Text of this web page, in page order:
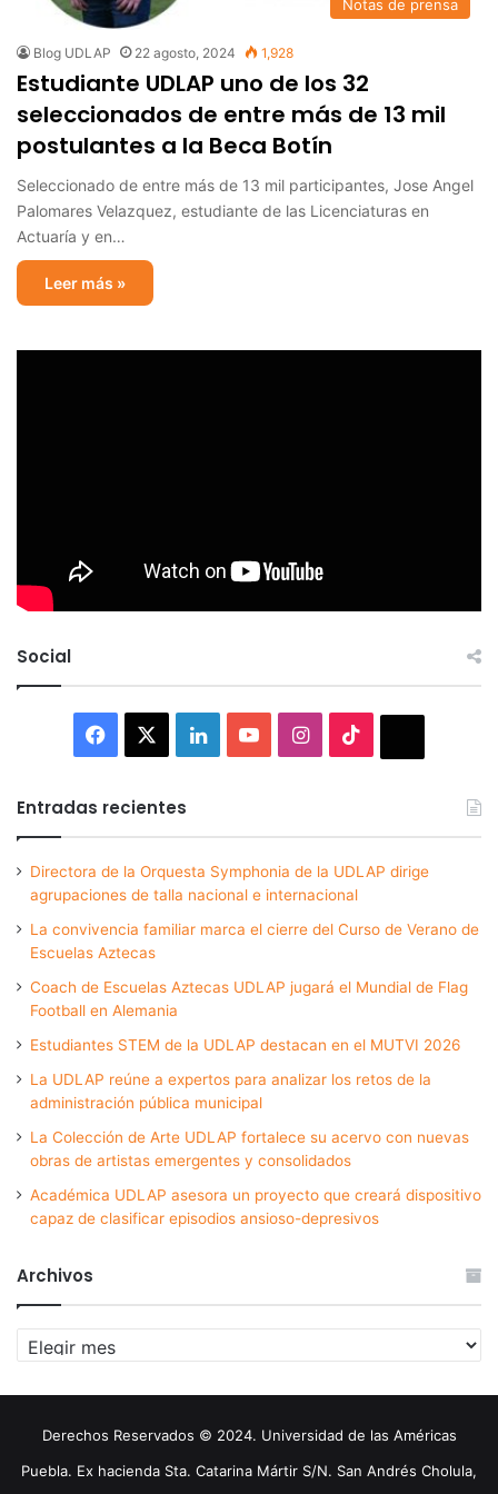
Notas de prensa
Blog UDLAP 22 agosto, 2024 1,928
Estudiante UDLAP uno de los 32
seleccionados de entre más de 13 mil
postulantes a la Beca Botín
Seleccionado de entre más de 13 mil participantes, Jose Angel
Palomares Velazquez, estudiante de las Licenciaturas en
Actuaría y en…
Leer más »
Social
Facebook LinkedInYouTubeInstagram
Entradas recientes
Directora de la Orquesta Symphonia de la UDLAP dirige
agrupaciones de talla nacional e internacional
La convivencia familiar marca el cierre del Curso de Verano de
Escuelas Aztecas
Coach de Escuelas Aztecas UDLAP jugará el Mundial de Flag
Football en Alemania
Estudiantes STEM de la UDLAP destacan en el MUTVI 2026
La UDLAP reúne a expertos para analizar los retos de la
administración pública municipal
La Colección de Arte UDLAP fortalece su acervo con nuevas
obras de artistas emergentes y consolidados
Académica UDLAP asesora un proyecto que creará dispositivo
capaz de clasificar episodios ansioso-depresivos
Archivos
Archivos
Derechos Reservados © 2024. Universidad de las Américas
Puebla. Ex hacienda Sta. Catarina Mártir S/N. San Andrés Cholula,